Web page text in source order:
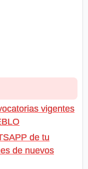
vigentes
de tu
de nuevos